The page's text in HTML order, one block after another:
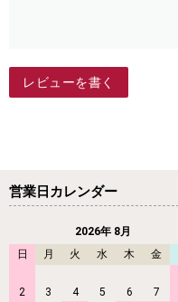
レビューを書く
営業日カレンダー
2026年 8月
日
月 火 水 木 金
2
3 4 5 6 7